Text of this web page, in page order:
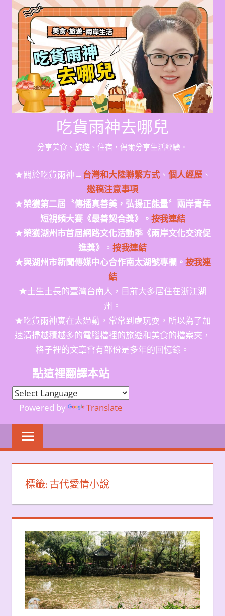
Skip
content
吃貨雨神去哪兒
分享美食、旅遊、住宿，偶爾分享生活經驗。
★關於吃貨雨神→台灣和大陸聯繫方式、 個人經歷、
邀稿注意事項
★榮獲第二屆〝傳播真善美，弘揚正能量〞兩岸青年
短視頻大賽《最善契合獎》。 按我連結
★榮獲湖州市首屆網路文化活動季《兩岸文化交流促
進獎》
。 按我連結
★與湖州市新聞傳媒中心合作南太湖號專欄。 按我連
結
★土生土長的臺灣台南人，目前大多居住在浙江湖
州。
★吃貨雨神實在太過動，常常到處玩耍，所以為了加
速清掃越積越多的電腦檔裡的旅遊和美食的檔案夾，
格子裡的文章會有部份是多年的回憶錄。
點這裡翻譯本站
Powered by Translate
標籤:古代愛情小說